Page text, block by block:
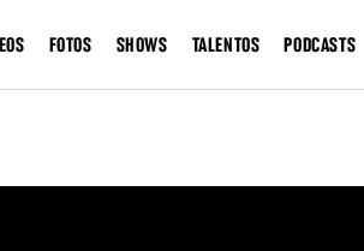
FOTOS SHOWS TALENTOS PODCASTS